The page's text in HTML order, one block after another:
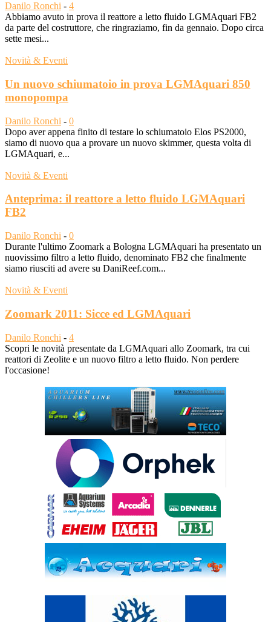
Danilo Ronchi - 4
Abbiamo avuto in prova il reattore a letto fluido LGMAquari FB2
da parte del costruttore, che ringraziamo, fin da gennaio. Dopo circa
sette mesi...
Novità & Eventi
Un nuovo schiumatoio in prova LGMAquari 850
monopompa
Danilo Ronchi - 0
Dopo aver appena finito di testare lo schiumatoio Elos PS2000,
siamo di nuovo qua a provare un nuovo skimmer, questa volta di
LGMAquari, e...
Novità & Eventi
Anteprima: il reattore a letto fluido LGMAquari
FB2
Danilo Ronchi - 0
Durante l'ultimo Zoomark a Bologna LGMAquari ha presentato un
nuovissimo filtro a letto fluido, denominato FB2 che finalmente
siamo riusciti ad avere su DaniReef.com...
Novità & Eventi
Zoomark 2011: Sicce ed LGMAquari
Danilo Ronchi - 4
Scopri le novità presentate da LGMAquari allo Zoomark, tra cui
reattori di Zeolite e un nuovo filtro a letto fluido. Non perdere
l'occasione!